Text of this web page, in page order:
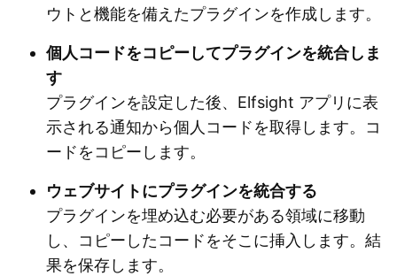
ウトと機能を備えたプラグインを作成します。
個人コードをコピーしてプラグインを統合しま
す
プラグインを設定した後、Elfsight アプリに表
示される通知から個人コードを取得します。コ
ードをコピーします。
ウェブサイトにプラグインを統合する
プラグインを埋め込む必要がある領域に移動
し、コピーしたコードをそこに挿入します。結
果を保存します。